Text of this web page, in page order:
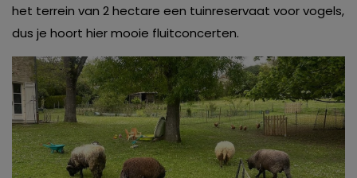
het terrein van 2 hectare een tuinreservaat voor vogels,
dus je hoort hier mooie fluitconcerten.